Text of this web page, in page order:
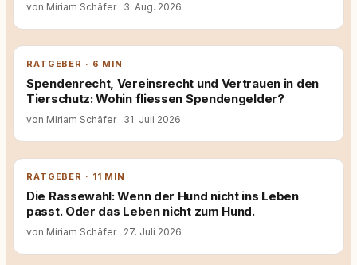
von Miriam Schäfer · 3. Aug. 2026
RATGEBER · 6 MIN
Spendenrecht, Vereinsrecht und Vertrauen in den
Tierschutz: Wohin fliessen Spendengelder?
von Miriam Schäfer · 31. Juli 2026
RATGEBER · 11 MIN
Die Rassewahl: Wenn der Hund nicht ins Leben
passt. Oder das Leben nicht zum Hund.
von Miriam Schäfer · 27. Juli 2026